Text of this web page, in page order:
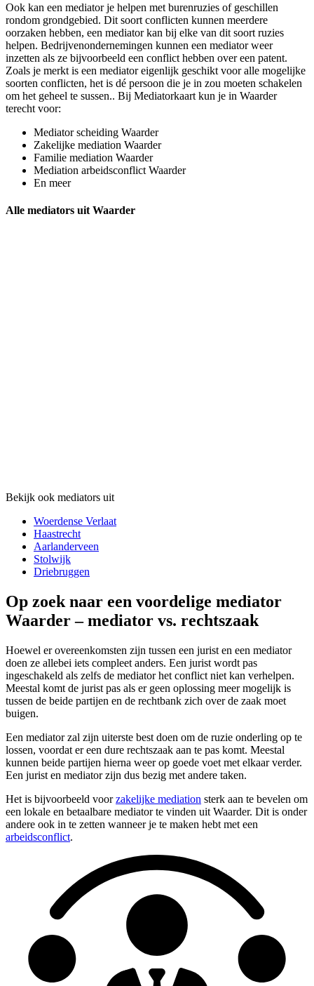
Ook kan een mediator je helpen met burenruzies of geschillen
rondom grondgebied. Dit soort conflicten kunnen meerdere
oorzaken hebben, een mediator kan bij elke van dit soort ruzies
helpen. Bedrijvenondernemingen kunnen een mediator weer
inzetten als ze bijvoorbeeld een conflict hebben over een patent.
Zoals je merkt is een mediator eigenlijk geschikt voor alle mogelijke
soorten conflicten, het is dé persoon die je in zou moeten schakelen
om het geheel te sussen.. Bij Mediatorkaart kun je in Waarder
terecht voor:
Mediator scheiding Waarder
Zakelijke mediation Waarder
Familie mediation Waarder
Mediation arbeidsconflict Waarder
En meer
Alle mediators uit Waarder
Bekijk ook mediators uit
Woerdense Verlaat
Haastrecht
Aarlanderveen
Stolwijk
Driebruggen
Op zoek naar een voordelige mediator
Waarder – mediator vs. rechtszaak
Hoewel er overeenkomsten zijn tussen een jurist en een mediator
doen ze allebei iets compleet anders. Een jurist wordt pas
ingeschakeld als zelfs de mediator het conflict niet kan verhelpen.
Meestal komt de jurist pas als er geen oplossing meer mogelijk is
tussen de beide partijen en de rechtbank zich over de zaak moet
buigen.
Een mediator zal zijn uiterste best doen om de ruzie onderling op te
lossen, voordat er een dure rechtszaak aan te pas komt. Meestal
kunnen beide partijen hierna weer op goede voet met elkaar verder.
Een jurist en mediator zijn dus bezig met andere taken.
Het is bijvoorbeeld voorzakelijke mediation sterk aan te bevelen om
een lokale en betaalbare mediator te vinden uit Waarder. Dit is onder
andere ook in te zetten wanneer je te maken hebt met een
arbeidsconflict.